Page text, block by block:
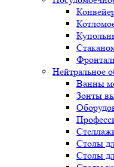
Нейтральное
Ванны
Зонты
Столы
Столы